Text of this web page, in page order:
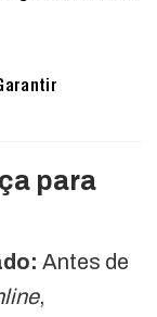
para
Antes de
,